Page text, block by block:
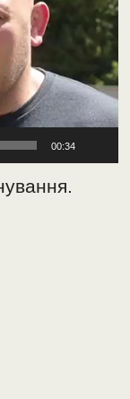
00:34